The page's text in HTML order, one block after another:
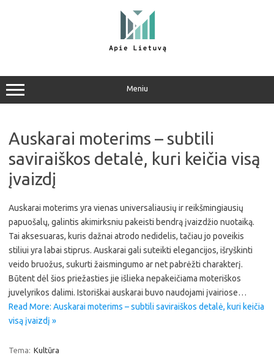
Meniu
Auskarai moterims – subtili
saviraiškos detalė, kuri keičia visą
įvaizdį
Auskarai moterims yra vienas universaliausių ir reikšmingiausių
papuošalų, galintis akimirksniu pakeisti bendrą įvaizdžio nuotaiką.
Tai aksesuaras, kuris dažnai atrodo nedidelis, tačiau jo poveikis
stiliui yra labai stiprus. Auskarai gali suteikti elegancijos, išryškinti
veido bruožus, sukurti žaismingumo ar net pabrėžti charakterį.
Būtent dėl šios priežasties jie išlieka nepakeičiama moteriškos
juvelyrikos dalimi. Istoriškai auskarai buvo naudojami įvairiose…
Read More: Auskarai moterims – subtili saviraiškos detalė, kuri keičia
visą įvaizdį »
Tema: Kultūra